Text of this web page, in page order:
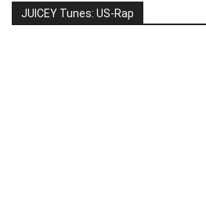
JUICEY Tunes: US-Rap